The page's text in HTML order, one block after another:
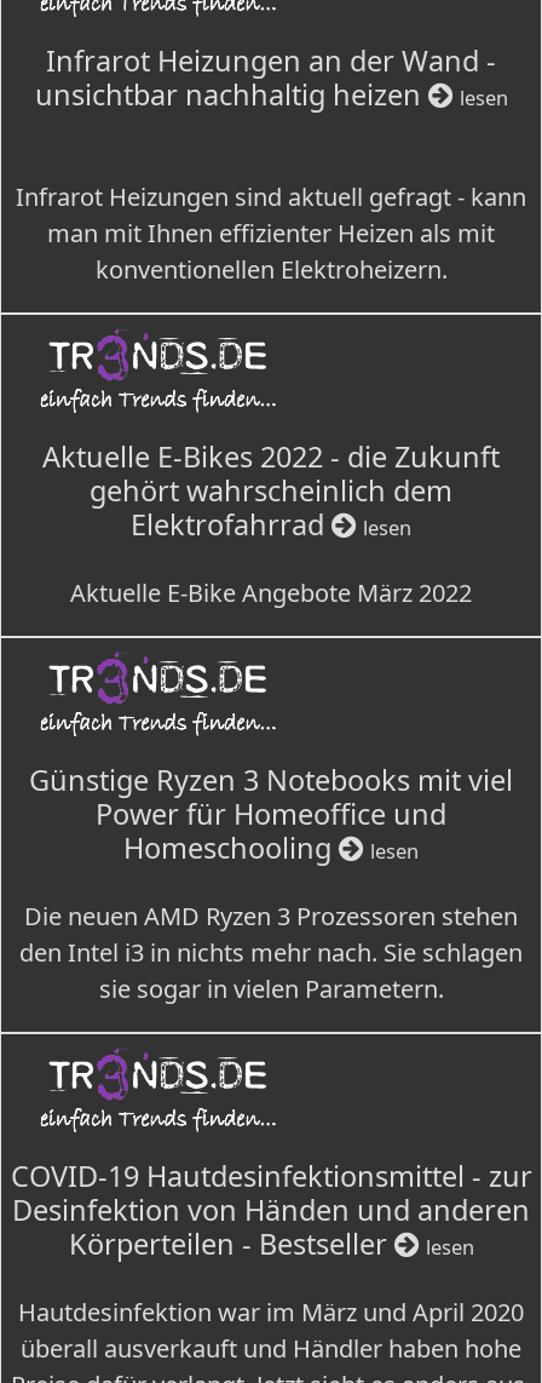
Infrarot Heizungen an der Wand -
unsichtbar nachhaltig heizen
lesen
Infrarot Heizungen sind aktuell gefragt - kann
man mit Ihnen effizienter Heizen als mit
konventionellen Elektroheizern.
Aktuelle E-Bikes 2022 - die Zukunft
gehört wahrscheinlich dem
Elektrofahrrad
lesen
Aktuelle E-Bike Angebote März 2022
Günstige Ryzen 3 Notebooks mit viel
Power für Homeoffice und
Homeschooling
lesen
Die neuen AMD Ryzen 3 Prozessoren stehen
den Intel i3 in nichts mehr nach. Sie schlagen
sie sogar in vielen Parametern.
COVID-19 Hautdesinfektionsmittel - zur
Desinfektion von Händen und anderen
Körperteilen - Bestseller
lesen
Hautdesinfektion war im März und April 2020
überall ausverkauft und Händler haben hohe